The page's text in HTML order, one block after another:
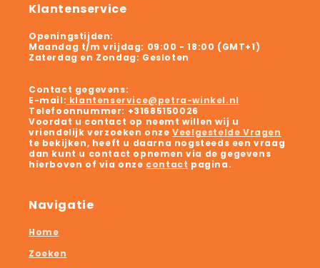
Klantenservice
Openingstijden:
Maandag t/m vrijdag: 09:00 - 18:00 (GMT+1)
Zaterdag en Zondag: Gesloten
Contact gegevens:
E-mail: klantenservice@petra-winkel.nl
Telefoonnummer: +31685150026
Voordat u contact op neemt willen wij u
vriendelijk verzoeken onzeVeelgestelde Vragen
te bekijken, heeft u daarna nogsteeds een vraag
dan kunt u contact opnemen via de gegevens
hierboven of via onze contact pagina.
Navigatie
Home
Zoeken